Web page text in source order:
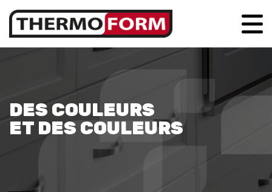
DES COULEURS
ET DES COULEURS